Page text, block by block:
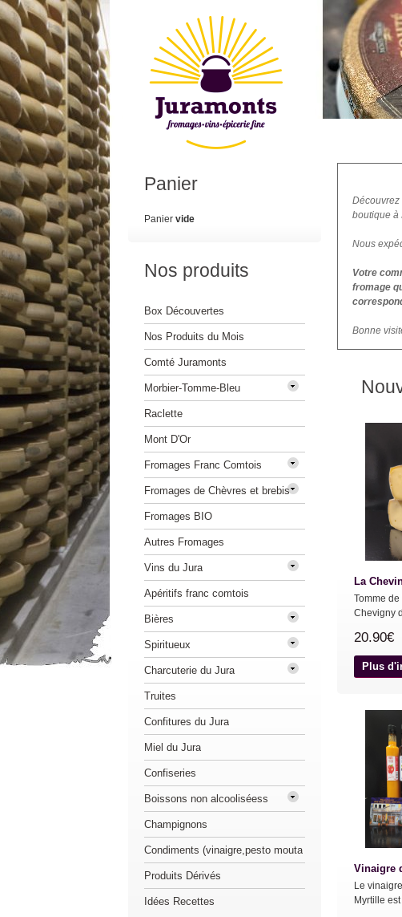
Découvrez
boutique à
Nous
Votre
fromage
Bonne
La
Tomme
Chevigny
20.90€
Plus
Vinaigre
Le
Myrtille
Panier
Panier vide
Nos produits
Box Découvertes
Nos Produits du Mois
Comté Juramonts
Morbier-Tomme-Bleu
Raclette
Mont D'Or
Fromages Franc Comtois
Fromages de Chèvres et brebis
Fromages BIO
Autres Fromages
Vins du Jura
Apéritifs franc comtois
Bières
Spiritueux
Charcuterie du Jura
Truites
Confitures du Jura
Miel du Jura
Confiseries
Boissons non alcooliséess
Champignons
Condiments (vinaigre,pesto mouta
Produits Dérivés
Idées Recettes